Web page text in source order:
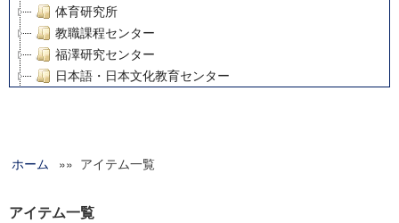
体育研究所
教職課程センター
福澤研究センター
日本語・日本文化教育センター
グローバルリサーチインスティテュート
科学研究費補助金研究成果報告書
ホーム »» アイテム一覧
アイテム一覧